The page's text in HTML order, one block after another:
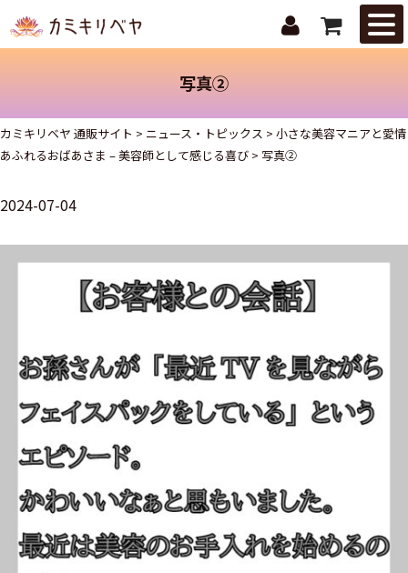
はじめての
トピックス
お問合せ
写真②
カミキリベヤ 通販サイト > ニュース・トピックス > 小さな美容マニアと愛情
あふれるおばあさま – 美容師として感じる喜び > 写真②
2024-07-04